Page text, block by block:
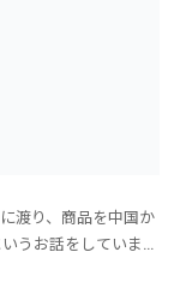
渡り、商品を中国か
うお話をしていま